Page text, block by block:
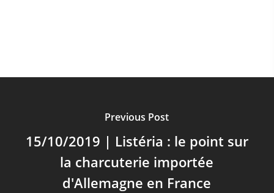
Previous Post
15/10/2019 | Listéria : le point sur
la charcuterie importée
d'Allemagne en France